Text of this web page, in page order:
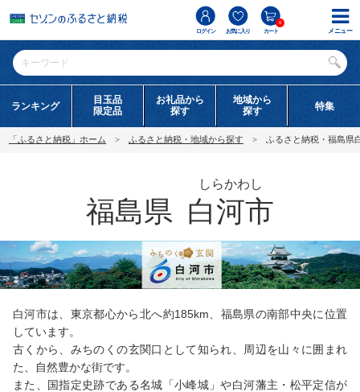
ログイン お気に入り カート
0
ランキング
目玉品
限定品
お礼品から
探す
地域から
探す
特集
「ふるさと納税」ホーム ふるさと納税・地域から探す ふるさと納税・福島県
福島県 白河市
しらかわし
白河市は、東京都心から北へ約185km、福島県の南部中央に位置
しています。
古くから、みちのくの玄関口として知られ、周辺を山々に囲まれ
た、自然豊かな街です。
また、国指定史跡である名城「小峰城」や白河藩主・松平定信が
メニュー